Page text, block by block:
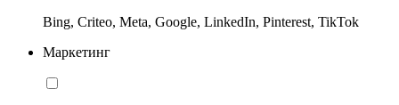
Bing, Criteo, Meta, Google, LinkedIn, Pinterest, TikTok
Маркетинг